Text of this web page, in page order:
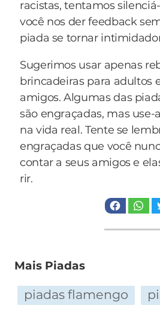
você dá a v**... restante para
isso mesmo...
racistas, tentamos
você nos der feedback
piada se tornar
Sugerimos usar apenas
brincadeiras para adultos
amigos. Algumas das
são engraçadas, mas use-
na vida real. Tente se
engraçadas que você
contar a seus amigos e
rir.
Mais Piadas
piadas flamengo